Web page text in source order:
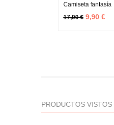
VER OPCIONES
Camiseta fantasía
17,90 € 9,90 €
PRODUCTOS